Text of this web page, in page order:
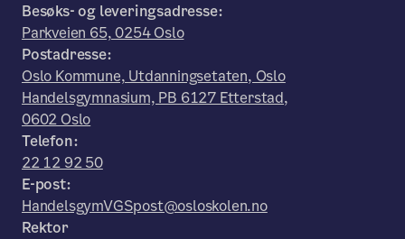
Besøks- og leveringsadresse:
Parkveien 65, 0254 Oslo
Postadresse:
Oslo Kommune, Utdanningsetaten, Oslo
Handelsgymnasium, PB 6127 Etterstad,
0602 Oslo
Telefon:
22 12 92 50
E-post:
HandelsgymVGSpost@osloskolen.no
Rektor